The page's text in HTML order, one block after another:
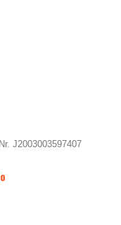
J2003003597407